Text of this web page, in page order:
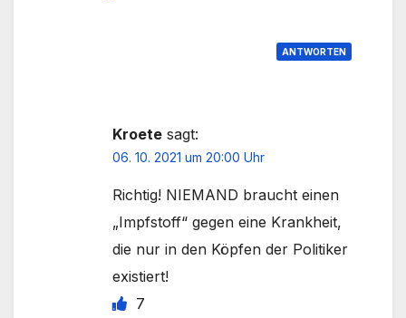
ANTWORTEN
Kroete sagt:
06. 10. 2021 um 20:00 Uhr
Richtig! NIEMAND braucht einen
„Impfstoff“ gegen eine Krankheit,
die nur in den Köpfen der Politiker
existiert!
7